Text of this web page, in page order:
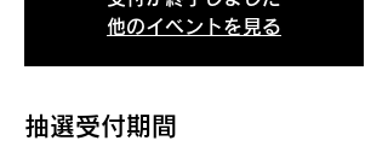
他のイベントを見る
抽選受付期間